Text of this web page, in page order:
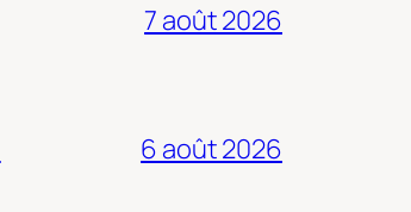
7 août 2026
6 août 2026